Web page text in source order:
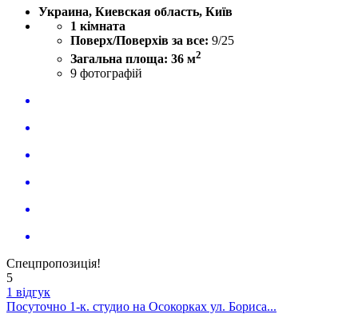
Украина, Киевская область, Київ
1 кімната
Поверх/Поверхів за все: 9/25
Загальна площа: 36 м2
9 фотографій
Спецпропозиція!
5
1 відгук
Посуточно 1-к. студио на Осокорках ул. Бориса...